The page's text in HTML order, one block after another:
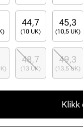
44,7
(10 UK)
45,3
(10,5 UK)
48,7
(13 UK)
49,3
(13,5 UK)
Klikk